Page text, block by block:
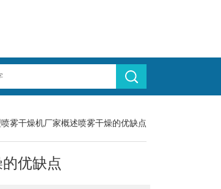
雾干燥机厂家概述喷雾干燥的优缺点
优缺点